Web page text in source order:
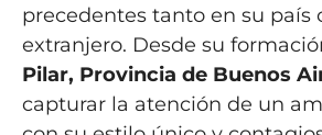
precedentes tanto en su país
extranjero. Desde su
Pilar, Provincia de Buenos
capturar la atención de un